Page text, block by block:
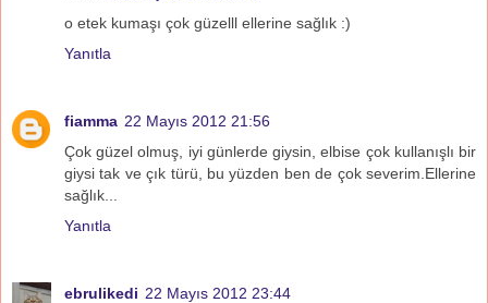
o etek kumaşı çok güzelll ellerine sağlık :)
Yanıtla
fiamma 22 Mayıs 2012 21:56
Çok güzel olmuş, iyi günlerde giysin, elbise çok kullanışlı bir
giysi tak ve çık türü, bu yüzden ben de çok severim.Ellerine
sağlık...
Yanıtla
ebrulikedi 22 Mayıs 2012 23:44